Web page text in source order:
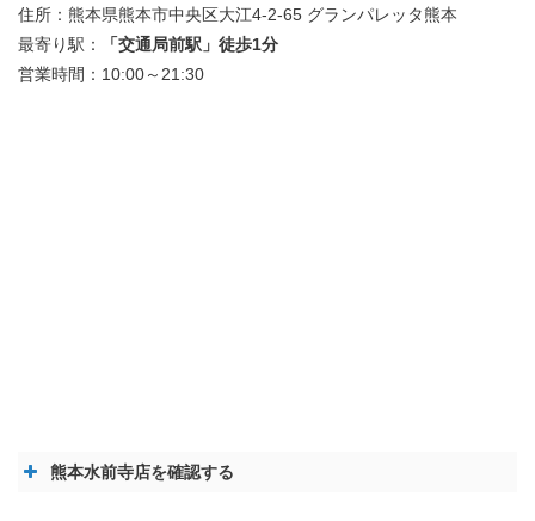
住所：熊本県熊本市中央区大江4-2-65 グランパレッタ熊本
最寄り駅：
「交通局前駅」徒歩1分
営業時間：10:00～21:30
熊本水前寺店を確認する